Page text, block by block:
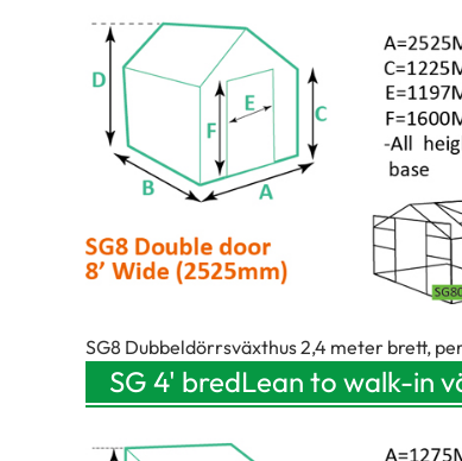
SG8 Dubbeldörrsväxthus 2,4 meter brett,
SG 4' bredLean to walk-in